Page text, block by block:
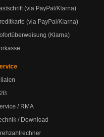
(via PayPal/Klarna)
(via PayPal/Klarna)
(Klarna)
/ RMA
/ Download